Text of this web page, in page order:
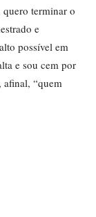
terminar o
e
possível em
e sou cem por
afinal, “quem